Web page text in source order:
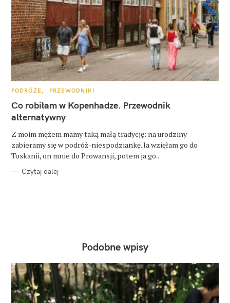
K
T
E
G
O
I
PODRÓŻE PRZEWODNIKI
Co robiłam w Kopenhadze. Przewodnik
alternatywny
Z moim mężem mamy taką małą tradycję: na urodziny
zabieramy się w podróż-niespodziankę. Ja wzięłam go do
Toskanii, on mnie do Prowansji, potem ja go..
Czytaj dalej
Podobne wpisy